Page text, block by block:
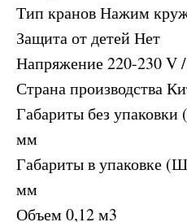
Тип кранов Нажим
Защита от детей Нет
Напряжение 220-230 V
Страна производства
Габариты без
мм
Габариты в упаковке
мм
Объем 0,12 м3